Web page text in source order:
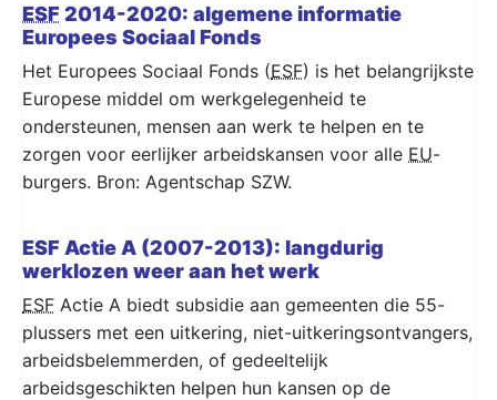
ESF 2014-2020: algemene informatie
Europees Sociaal Fonds
Het Europees Sociaal Fonds (ESF) is het belangrijkste
Europese middel om werkgelegenheid te
ondersteunen, mensen aan werk te helpen en te
zorgen voor eerlijker arbeidskansen voor alle EU-
burgers. Bron: Agentschap SZW.
ESF Actie A (2007-2013): langdurig
werklozen weer aan het werk
ESF Actie A biedt subsidie aan gemeenten die 55-
plussers met een uitkering, niet-uitkeringsontvangers,
arbeidsbelemmerden, of gedeeltelijk
arbeidsgeschikten helpen hun kansen op de